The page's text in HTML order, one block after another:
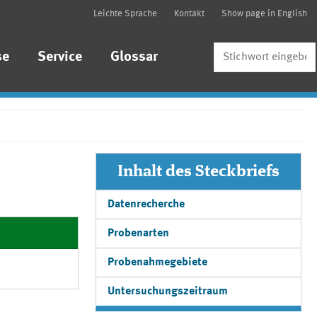
Leichte Sprache Kontakt Show page in English
Service Glossar
Inhalt des Steckbriefs
Datenrecherche
Probenarten
Probenahmegebiete
Untersuchungszeitraum